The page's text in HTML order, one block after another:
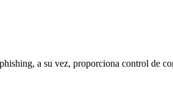
a su vez, proporciona control de